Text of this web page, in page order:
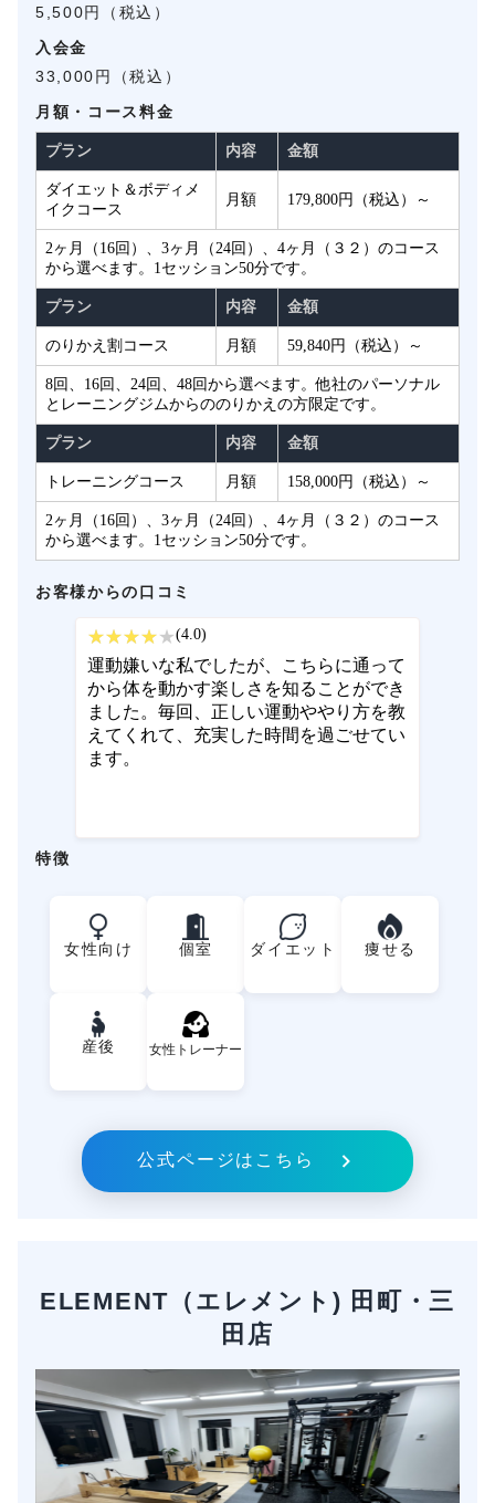
5,500円（税込）
入会金
33,000円（税込）
月額・コース料金
プラン 内容 金額
ダイエット＆ボディメ
イクコース
月額 179,800円（税込）～
2ヶ月（16回）、3ヶ月（24回）、4ヶ月（３２）のコース
から選べます。1セッション50分です。
プラン 内容 金額
のりかえ割コース 月額 59,840円（税込）～
8回、16回、24回、48回から選べます。他社のパーソナル
とレーニングジムからののりかえの方限定です。
プラン 内容 金額
トレーニングコース 月額 158,000円（税込）～
2ヶ月（16回）、3ヶ月（24回）、4ヶ月（３２）のコース
から選べます。1セッション50分です。
お客様からの口コミ
(4.0)
運動嫌いな私でしたが、こちらに通って
から体を動かす楽しさを知ることができ
ました。毎回、正しい運動ややり方を教
えてくれて、充実した時間を過ごせてい
ます。
特徴
女性向け 個室 ダイエット 痩せる
産後 女性トレーナー
公式ページはこちら
ELEMENT（エレメント) 田町・三
田店